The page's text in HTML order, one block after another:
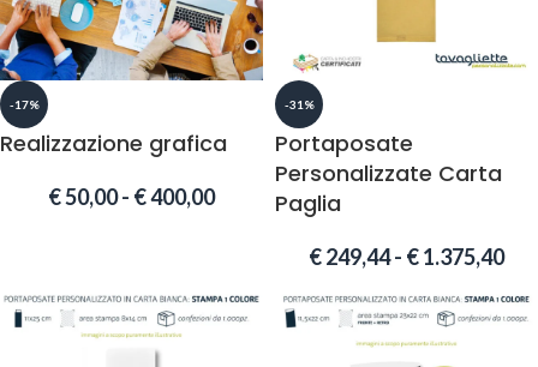
-17%
Realizzazione grafica
€50,00- €400,00
-31%
Portaposate
Personalizzate Carta
Paglia
€249,44- €1.375,40